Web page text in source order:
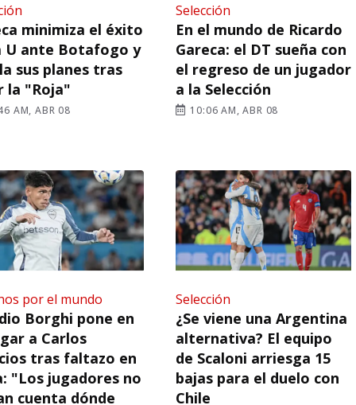
minimiza el éxito
U ante Botafogo y
sus planes tras
la "Roja"
AM, ABR 08
Selección
En el mundo de Ricardo
Gareca: el DT sueña con
el regreso de un jugador
a la Selección
10:06 AM, ABR 08
por el mundo
Borghi pone en
a Carlos
tras faltazo en
"Los jugadores no
cuenta dónde
Selección
¿Se viene una Argentina
alternativa? El equipo
de Scaloni arriesga 15
bajas para el duelo con
Chile